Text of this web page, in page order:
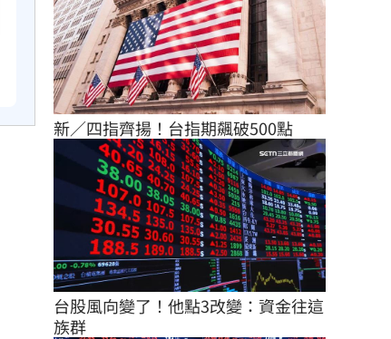
新／四指齊揚！台指期飆破500點
台股風向變了！他點3改變：資金往這
族群